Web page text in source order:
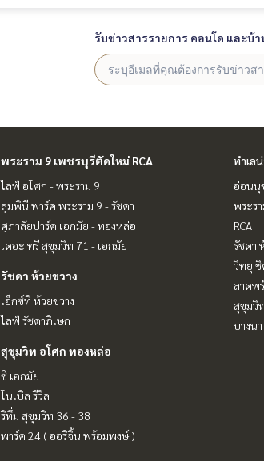
รับข่าวสารรายการ คอนโด และบ้า
พระราม 9 เพชรบุรีตัดใหม่ RCA
ไลฟ์ อโศก - พระราม 9
ลุมพินี พาร์ค พระราม 9 - รัชดา
ศุภาลัยปาร์ค เอกมัย - ทองหล่อ
เดอะ ทรี สุขุมวิท 71 - เอกมัย
รัชดา ห้วยขวาง
เอ็กซ์ที ห้วยขวาง
ไลฟ์ รัชดาภิเษก
สุขุมวิท อโศก ทองหล่อ
ซี เอกมัย
โนเบิล รีวิล
ริทึ่ม สุขุมวิท 36 - 38
พาร์ค 24 ( ออริจิ้น พร้อมพงษ์ )
ทำเล
อ่อนนุ
พระร
RCA
รัชดา
วิทยุ
ลาดพ
สุขุมวิ
บางน